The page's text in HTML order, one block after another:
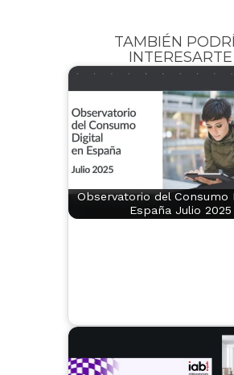
TAMBIÉN
INTERESARTE
Observatorio del Consumo
España Julio 2025